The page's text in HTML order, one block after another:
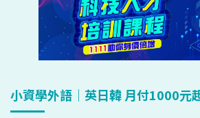
小資學外語｜英日韓 月付1000元